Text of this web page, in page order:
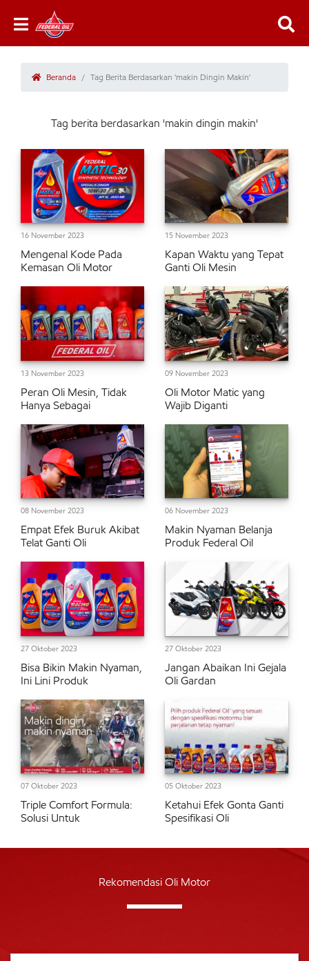
Beranda Tag Berita Berdasarkan 'makin Dingin Makin'
Tag berita berdasarkan 'makin dingin makin'
16 November 2023
Mengenal Kode Pada
Kemasan Oli Motor
15 November 2023
Kapan Waktu yang Tepat
Ganti Oli Mesin
13 November 2023
Peran Oli Mesin, Tidak
Hanya Sebagai
09 November 2023
Oli Motor Matic yang
Wajib Diganti
08 November 2023
Empat Efek Buruk Akibat
Telat Ganti Oli
06 November 2023
Makin Nyaman Belanja
Produk Federal Oil
27 Oktober 2023
Bisa Bikin Makin Nyaman,
Ini Lini Produk
27 Oktober 2023
Jangan Abaikan Ini Gejala
Oli Gardan
07 Oktober 2023
Triple Comfort Formula:
Solusi Untuk
05 Oktober 2023
Ketahui Efek Gonta Ganti
Spesifikasi Oli
Rekomendasi Oli Motor